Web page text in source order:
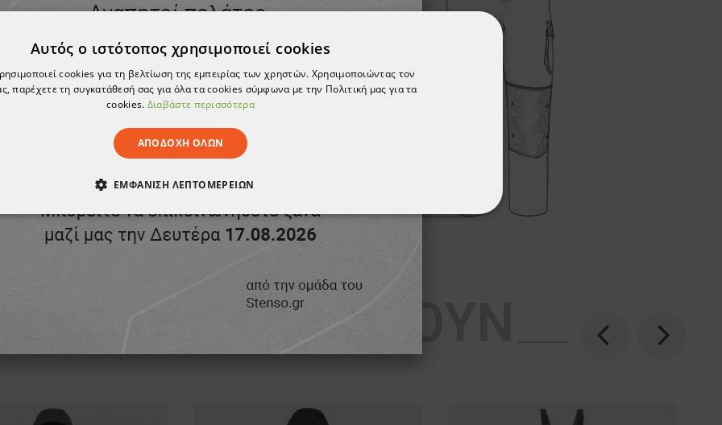
ΝΑ ΣΑΣ ΑΡΈΣΟΥΝ Previous Next
Αυτός ο ιστότοπος χρησιμοποιεί cookies
cookies για τη βελτίωση της εμπειρίας των χρηστών. Χρησιμοποιώντας τον
παρέχετε τη συγκατάθεσή σας για όλα τα cookies σύμφωνα με την Πολιτική μας για τα
cookies. Διαβάστε περισσότερα
ΑΠΟΔΟΧΉ ΌΛΩΝ
ΕΜΦΆΝΙΣΗ ΛΕΠΤΟΜΕΡΕΙΏΝ
ΑΠΌΔΟΣΗΣ ΣΤΌΧΕΥΣΗΣ ΛΕΙΤΟΥΡΓΙΚΌΤΗΤΑΣ